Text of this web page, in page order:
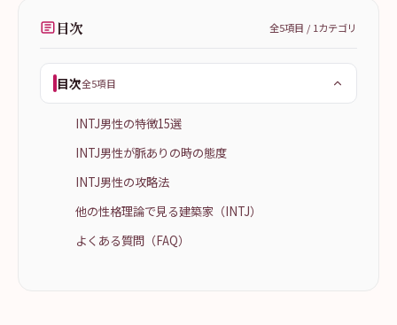
目次 全5項目 / 1カテゴリ
目次全5項目
INTJ男性の特徴15選
INTJ男性が脈ありの時の態度
INTJ男性の攻略法
他の性格理論で見る建築家（INTJ）
よくある質問（FAQ）